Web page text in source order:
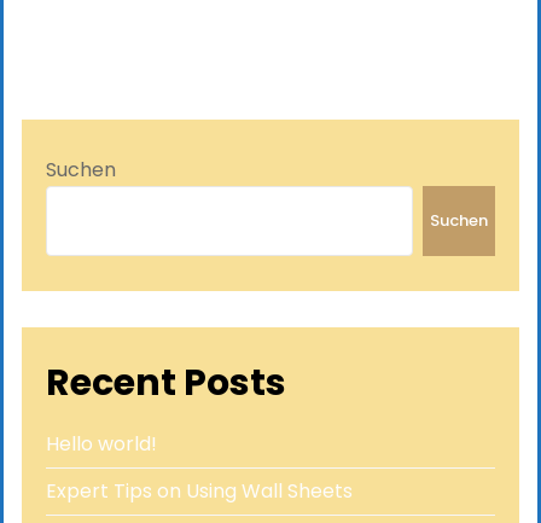
Suchen
Suchen
Recent Posts
Hello world!
Expert Tips on Using Wall Sheets